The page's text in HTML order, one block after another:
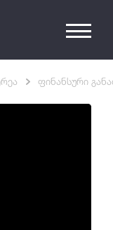
ფინანსური